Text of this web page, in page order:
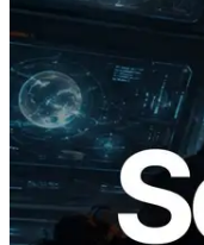
2026.05.24